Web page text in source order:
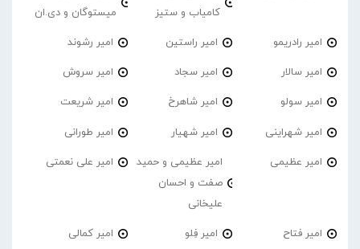
کامیاب و ستیز
میستوگان و دی.ان
امیر رادریمو امیر راستین امیر رشوند
امیر سالار امیر سجاد امیر سروش
امیر سولو امیر شاهرخ امیر شریعت
امیر شهراینی امیر شهیار امیر طورانی
امیر عظیمی
امیر عظیمی و حمید
صفت و احسان
علیخانی
امیر علی نعمتی
امیر فتاح امیر فِلو امیر کمالی